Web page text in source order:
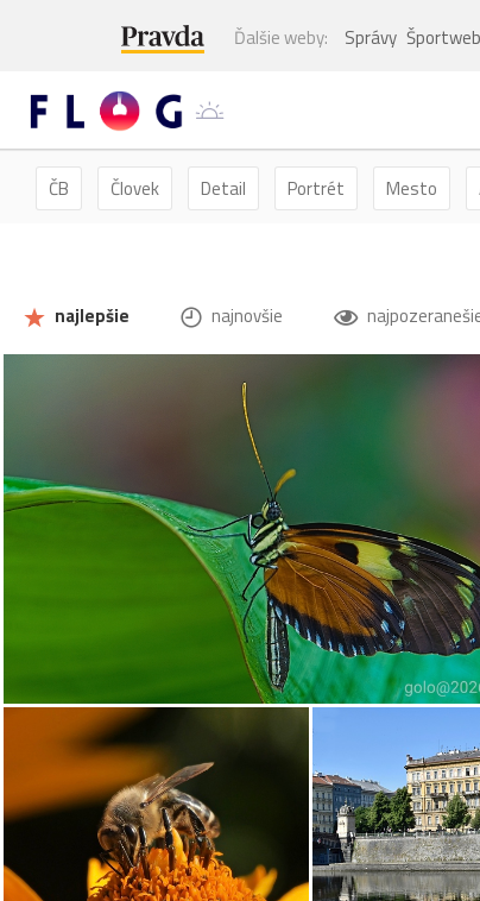
Ďalšie weby: Správy Športweb
ČB Človek Detail Portrét Mesto
najlepšie najnovšie